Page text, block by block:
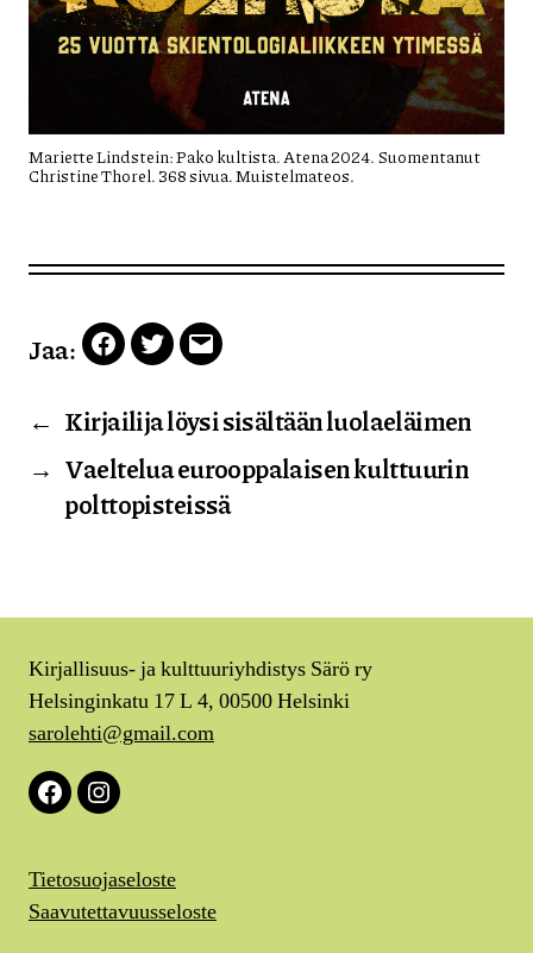
Mariette Lindstein: Pako kultista. Atena 2024. Suomentanut
Christine Thorel. 368 sivua. Muistelmateos.
Jaa: Facebook
TwitterEmail
← Kirjailija löysi sisältään luolaeläimen
→ Vaeltelua eurooppalaisen kulttuurin
polttopisteissä
Kirjallisuus- ja kulttuuriyhdistys Särö ry
Helsinginkatu 17 L 4, 00500 Helsinki
sarolehti@gmail.com
FacebookInstagram
Tietosuojaseloste
Saavutettavuusseloste